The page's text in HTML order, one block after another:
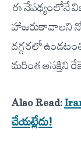
ఈ నేపథ్యంలోనే
హాజరుకావాలని
దగ్గరలో
మరింత ఆసక్తిని
Also Read:
చేయట్లేదు!